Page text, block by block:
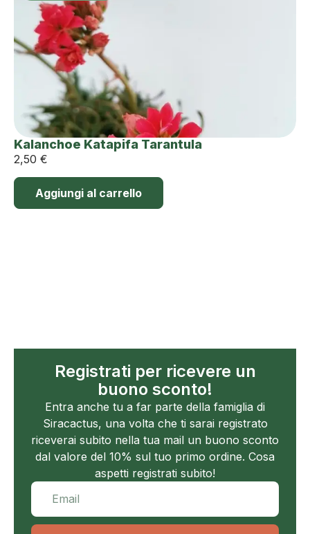
Kalanchoe Katapifa Tarantula
2,50 €
Aggiungi al carrello
Registrati per ricevere un
buono sconto!
Entra anche tu a far parte della famiglia di
Siracactus, una volta che ti sarai registrato
riceverai subito nella tua mail un buono sconto
dal valore del 10% sul tuo primo ordine. Cosa
aspetti registrati subito!